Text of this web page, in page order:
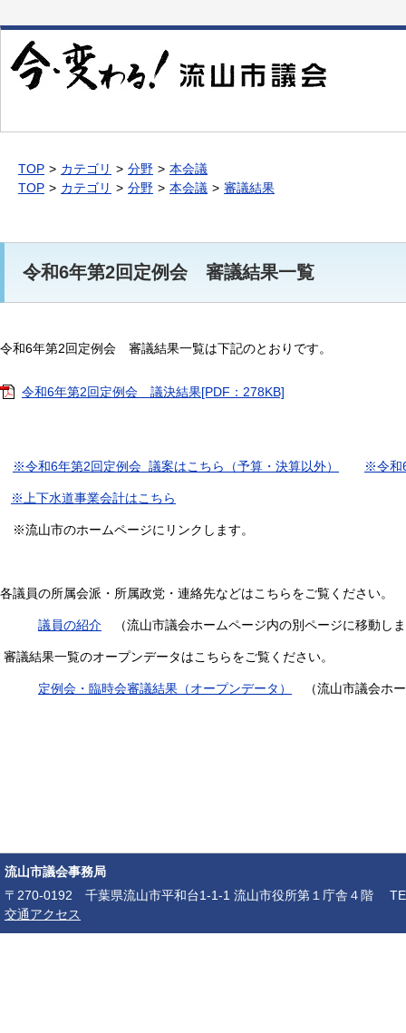
文
移
動
TOP カテゴリ 分野
本会議
TOP
カテゴリ 分野 本会議 審議結果
令和6年第2回定例会 審議結果一覧
令和6年第2回定例会 審議結果一覧は下記のとおりです。
令和6年第2回定例会 議決結果[PDF：278KB]
※令和6年第2回定例会 議案はこちら（予算・決算以外） ※令和
※上下水道事業会計はこちら
※流山市のホームページにリンクします。
各議員の所属会派・所属政党・連絡先などはこちらをご覧ください。
議員の紹介 （流山市議会ホームページ内の別ページに移動し
審議結果一覧のオープンデータはこちらをご覧ください。
定例会・臨時会審議結果（オープンデータ） （流山市議会ホ
流山市議会事務局
〒270-0192 千葉県流山市平和台1-1-1 流山市役所第１庁舎４階
交通アクセス